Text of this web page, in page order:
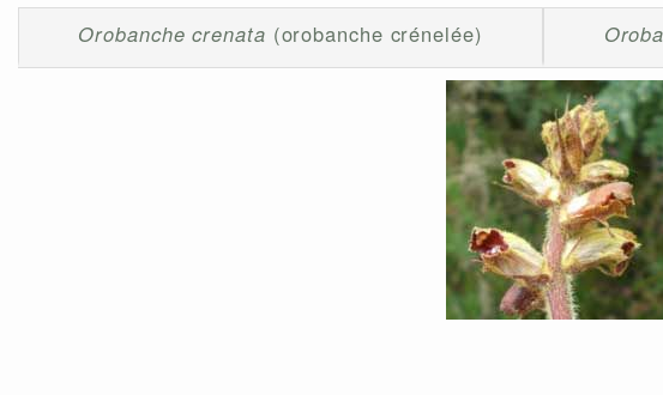
Orobanche crenata (orobanche crénelée)